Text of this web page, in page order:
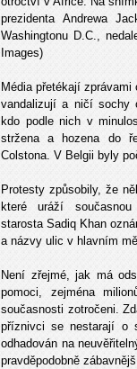
prezidenta Andrewa
Washingtonu D.C.,
Images)
Média přetékají
vandalizují a ničí sochy
kdo podle nich v
stržena a hozena do
Colstona. V Belgii byly
Protesty způsobily, že
které uráží
starosta Sadiq Khan
a názvy ulic v hlavním
Není zřejmé, jak má
pomoci, zejména
současnosti zotročeni.
příznivci se nestarají o
odhadován na
pravděpodobně